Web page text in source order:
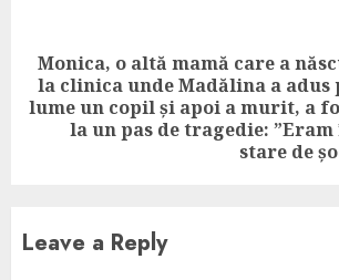
Next
post:
Monica, o altă mamă care a
la clinica unde Madălina a adus
lume un copil și apoi a murit, a
la un pas de tragedie:
stare de
Leave a Reply